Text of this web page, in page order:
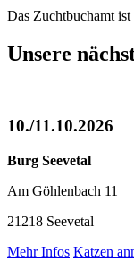
Das Zuchtbuchamt
Unsere
10./11.10.2026
Burg Seevetal
Am Göhlenbach 11
21218 Seevetal
Mehr Infos Katzen